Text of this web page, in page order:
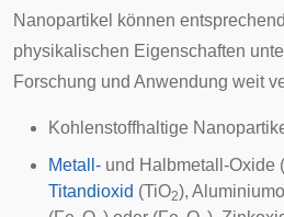
Nanopartikel können
physikalischen Eigenschaften
Forschung und Anwendung weit
Kohlenstoffhaltige
Metall- und Halbmetall -Oxide (
Titandioxid (TiO2),